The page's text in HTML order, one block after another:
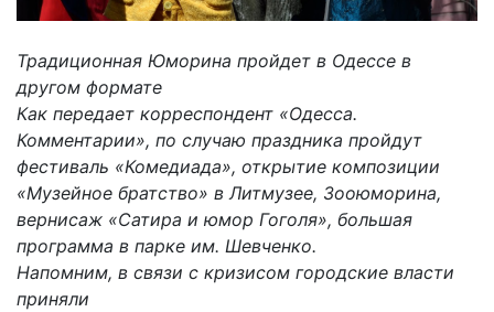
Традиционная Юморина пройдет в Одессе в
другом формате
Как передает корреспондент «Одесса.
Комментарии», по случаю праздника пройдут
фестиваль «Комедиада», открытие композиции
«Музейное братство» в Литмузее, Зооюморина,
вернисаж «Сатира и юмор Гоголя», большая
программа в парке им. Шевченко.
Напомним, в связи с кризисом городские власти
приняли